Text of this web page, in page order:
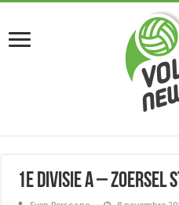
1e divisie A – Zoersel